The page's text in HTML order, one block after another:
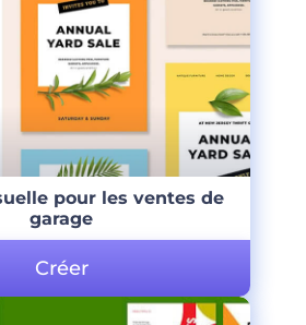
pour les ventes de
garage
Créer